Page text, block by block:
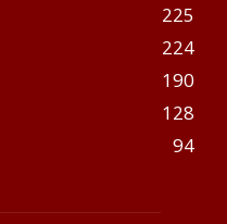
225
224
190
128
94